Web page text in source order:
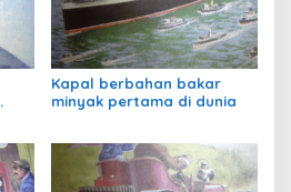
Kapal berbahan bakar
minyak pertama di dunia